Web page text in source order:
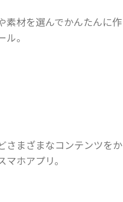
素材を選んでかんたんに作
。
さまざまなコンテンツをか
ホアプリ。